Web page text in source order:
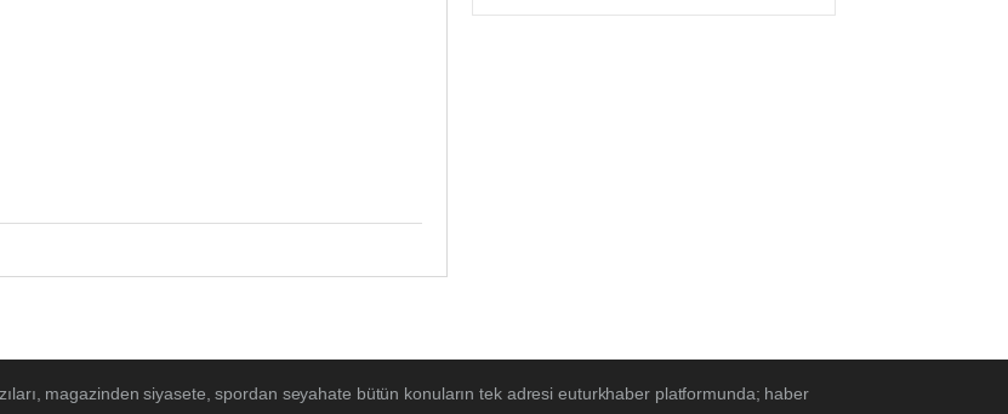
magazinden siyasete, spordan seyahate bütün konuların tek adresi euturkhaber platformunda; haber